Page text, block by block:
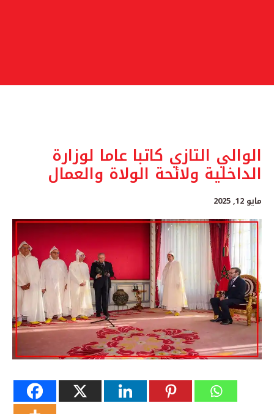
الوالي التازي كاتبا عاما لوزارة
الداخلية ولائحة الولاة والعمال
مايو 12, 2025